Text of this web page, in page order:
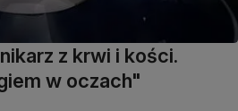
z krwi i kości.
w oczach"